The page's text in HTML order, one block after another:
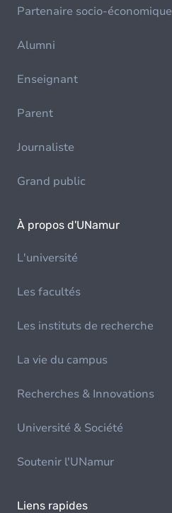
Partenaire socio-économique
Alumni
Enseignant
Parent
Journaliste
Grand public
À propos d'UNamur
L'université
Les facultés
Les instituts de recherche
La vie du campus
Recherches & Innovations
Université & Société
Soutenir l'UNamur
Liens rapides